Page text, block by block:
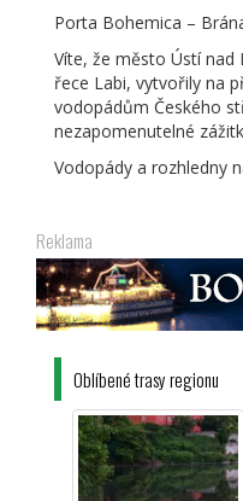
Porta Bohemica –
Víte, že město Ústí
řece Labi, vytvořily na
vodopádům Českého
nezapomenutelné
Vodopády a rozhledny
Reklama
Oblíbené trasy regionu